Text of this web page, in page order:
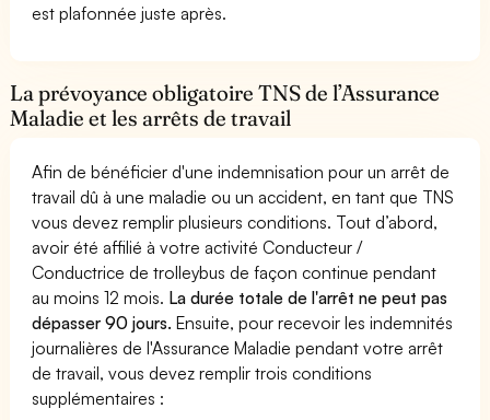
est plafonnée juste après.
La prévoyance obligatoire TNS de l’Assurance
Maladie et les arrêts de travail
Afin de bénéficier d'une indemnisation pour un arrêt de
travail dû à une maladie ou un accident, en tant que TNS
vous devez remplir plusieurs conditions. Tout d’abord,
avoir été affilié à votre activité Conducteur /
Conductrice de trolleybus de façon continue pendant
au moins 12 mois. La durée totale de l'arrêt ne peut pas
dépasser 90 jours. Ensuite, pour recevoir les indemnités
journalières de l'Assurance Maladie pendant votre arrêt
de travail, vous devez remplir trois conditions
supplémentaires :